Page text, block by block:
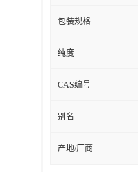
包装规格
纯度
CAS编号
别名
产地/厂商